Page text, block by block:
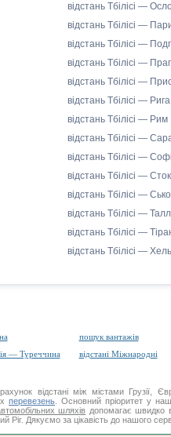
відстань Тбілісі — Осло
відстань Тбілісі —
відстань Тбілісі —
відстань Тбілісі —
відстань Тбілісі —
відстань Тбілісі — Рига
відстань Тбілісі — Рим
відстань Тбілісі —
відстань Тбілісі —
відстань Тбілісі —
відстань Тбілісі —
відстань Тбілісі —
відстань Тбілісі —
відстань Тбілісі —
пошук вантажів
— Туреччина відстані Міжнародні
відстаніміж містами Грузії,
перевезень . Основний пріоритет у
шляхів допомагає швидко
Ріг. Дякуємо за цікавість до нашого